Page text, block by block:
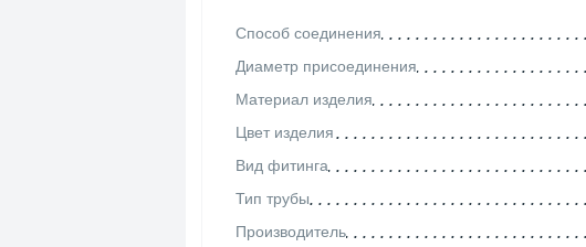
Способ соединения
Диаметр присоединения
Материал изделия
Цвет изделия
Вид фитинга
Тип трубы
Производитель